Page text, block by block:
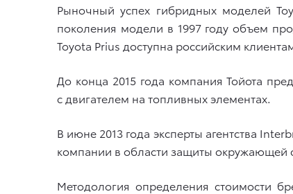
Рыночный успех гибридных моделей
поколения модели в 1997 году объем
Toyota Prius доступна российским
До конца 2015 года компания Тойота
с двигателем на топливных элементах.
В июне 2013 года эксперты агентства
компании в области защиты окружающей
Методология определения стоимости